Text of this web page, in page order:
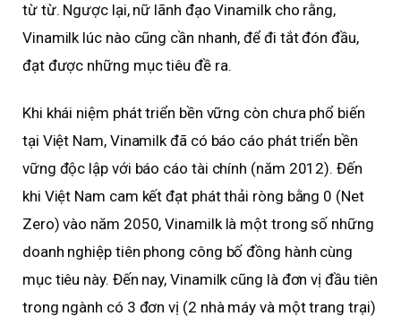
từ từ. Ngược lại, nữ lãnh đạo Vinamilk cho rằng,
Vinamilk lúc nào cũng cần nhanh, để đi tắt đón đầu,
đạt được những mục tiêu đề ra.
Khi khái niệm phát triển bền vững còn chưa phổ biến
tại Việt Nam, Vinamilk đã có báo cáo phát triển bền
vững độc lập với báo cáo tài chính (năm 2012). Đến
khi Việt Nam cam kết đạt phát thải ròng bằng 0 (Net
Zero) vào năm 2050, Vinamilk là một trong số những
doanh nghiệp tiên phong công bố đồng hành cùng
mục tiêu này. Đến nay, Vinamilk cũng là đơn vị đầu tiên
trong ngành có 3 đơn vị (2 nhà máy và một trang trại)